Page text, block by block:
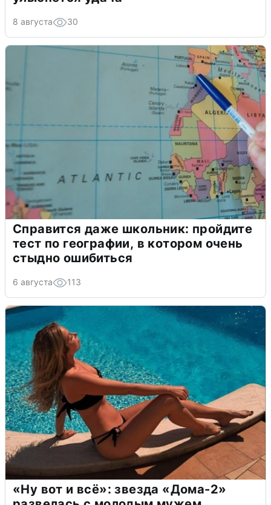
8 августа 30
Справится даже школьник: пройдите
тест по географии, в котором очень
стыдно ошибиться
6 августа 113
«Ну вот и всё»: звезда «Дома-2»